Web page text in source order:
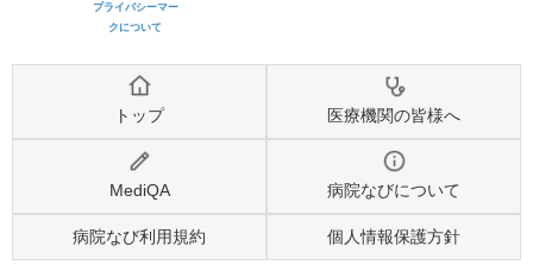
プライバシーマー
クについて
トップ 医療機関の皆様へ
MediQA 病院なびについて
病院なび利用規約 個人情報保護方針